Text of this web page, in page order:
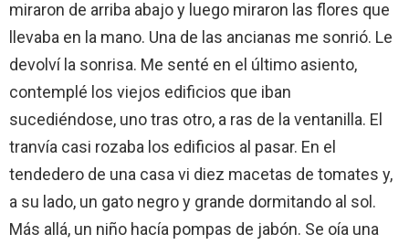
miraron de arriba abajo y luego miraron las flores que
llevaba en la mano. Una de las ancianas me sonrió. Le
devolví la sonrisa. Me senté en el último asiento,
contemplé los viejos edificios que iban
sucediéndose, uno tras otro, a ras de la ventanilla. El
tranvía casi rozaba los edificios al pasar. En el
tendedero de una casa vi diez macetas de tomates y,
a su lado, un gato negro y grande dormitando al sol.
Más allá, un niño hacía pompas de jabón. Se oía una